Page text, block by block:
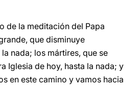
de la meditación del Papa
que disminuye
nada; los mártires, que se
Iglesia de hoy, hasta la nada; y
en este camino y vamos hacia